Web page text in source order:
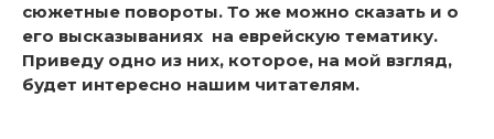
сюжетные повороты. То же можно сказать и о
его высказываниях на еврейскую тематику.
Приведу одно из них, которое, на мой взгляд,
будет интересно нашим читателям.